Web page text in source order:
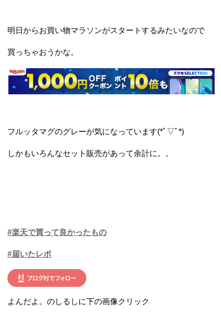
明日からお買い物マラソンがスタートするみたいなので
買っちゃおうかな。
フルッタマグのグレーが気になっています(*ﾟ▽ﾟ*)
しかもいろんなセット販売があって余計に。。
#楽天で買って良かったもの
#届いたレポ
よんだよ。のしるしに下の画像クリック